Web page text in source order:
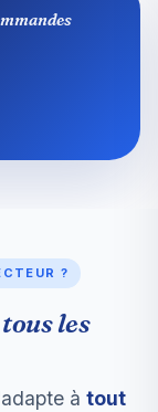
?
tous les
à tout